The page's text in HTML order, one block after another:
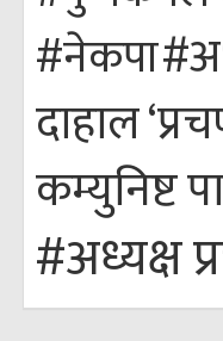
#नेकपा
दाहाल
कम्युनिष्ट
#अध्यक्ष